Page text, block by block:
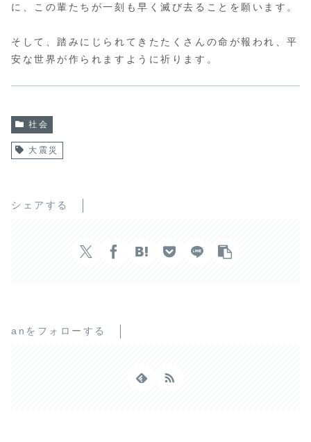
に、この輩たちが一刻も早く滅び去ることを願います。
そして、踏みにじられてきたたくさんの命が報われ、平
安な世界が作られますように祈ります。
社会
大震災
シェアする
anをフォローする